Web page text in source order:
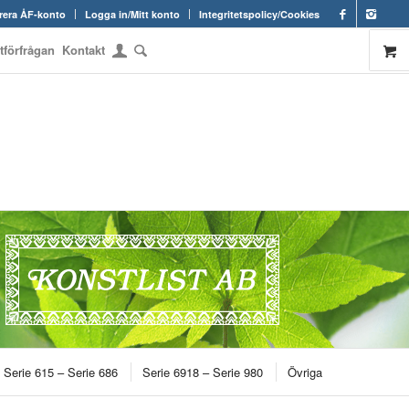
ÅF-konto Logga in/Mitt konto Integritetspolicy/Cookies
Kontakt
Serie 615 – Serie 686 Serie 6918 – Serie 980 Övriga